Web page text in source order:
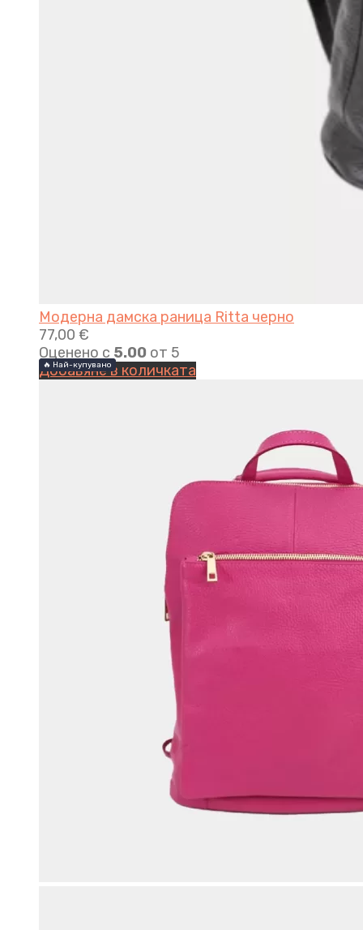
🔥 Най-купувано
Модерна дамска раница Ritta черно
77,00 €
🔥 Най-купувано
Оценено с 5.00 от 5
Добавяне в количката